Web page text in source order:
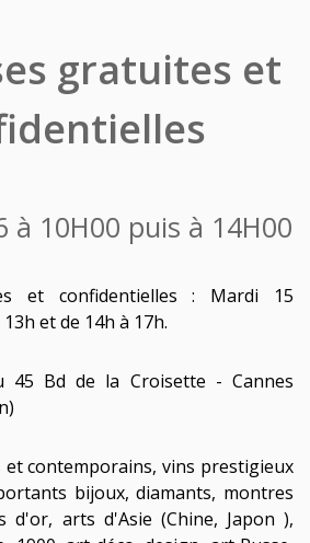
gratuites et
à 10H00 puis à 14H00
et confidentielles : Mardi 15
et de 14h à 17h.
45 Bd de la Croisette - Cannes
et contemporains, vins prestigieux
bijoux, diamants, montres
d'or, arts d'Asie (Chine, Japon ),